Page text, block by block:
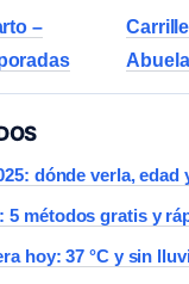
–
dónde verla, edad
5 métodos gratis y
hoy: 37 °C y sin